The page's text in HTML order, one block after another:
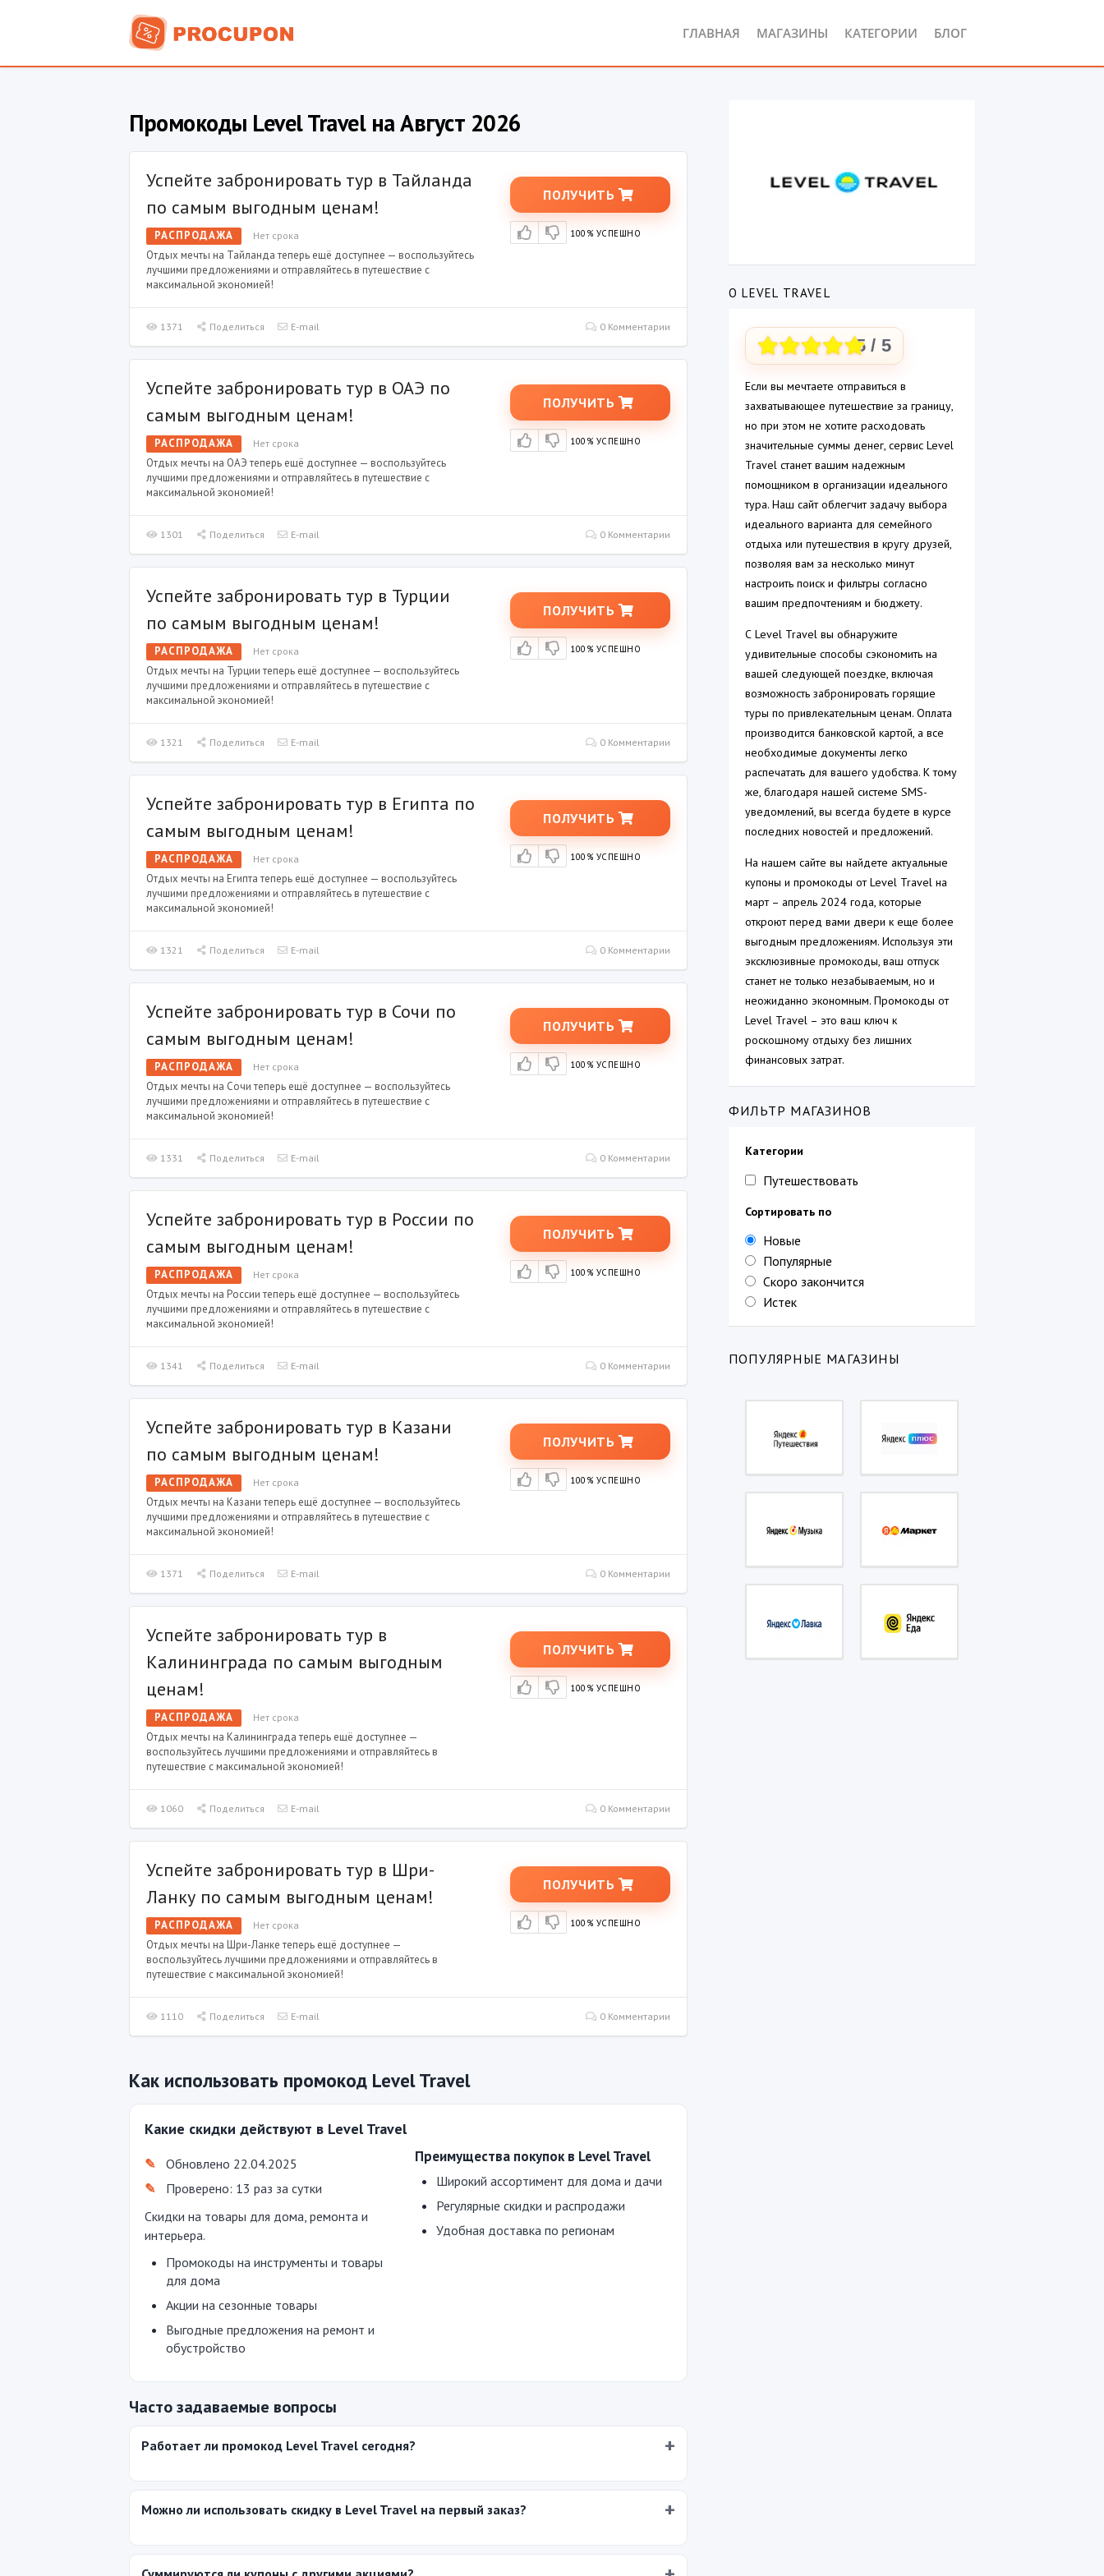
ГЛАВНАЯ МАГАЗИНЫ КАТЕГОРИИ БЛОГ
Промокоды Level Travel на Август 2026
Успейте забронировать тур в Тайланда
по самым выгодным ценам!
РАСПРОДАЖА Нет срока
Отдых мечты на Тайланда теперь ещё доступнее — воспользуйтесь
лучшими предложениями и отправляйтесь в путешествие с
максимальной экономией!
ПОЛУЧИТЬ
100% УСПЕШНО
1371 Поделиться E-mail 0 Комментарии
Успейте забронировать тур в ОАЭ по
самым выгодным ценам!
РАСПРОДАЖА Нет срока
Отдых мечты на ОАЭ теперь ещё доступнее — воспользуйтесь
лучшими предложениями и отправляйтесь в путешествие с
максимальной экономией!
ПОЛУЧИТЬ
100% УСПЕШНО
1301 Поделиться E-mail 0 Комментарии
Успейте забронировать тур в Турции
по самым выгодным ценам!
РАСПРОДАЖА Нет срока
Отдых мечты на Турции теперь ещё доступнее — воспользуйтесь
лучшими предложениями и отправляйтесь в путешествие с
максимальной экономией!
ПОЛУЧИТЬ
100% УСПЕШНО
1321 Поделиться E-mail 0 Комментарии
Успейте забронировать тур в Египта по
самым выгодным ценам!
РАСПРОДАЖА Нет срока
Отдых мечты на Египта теперь ещё доступнее — воспользуйтесь
лучшими предложениями и отправляйтесь в путешествие с
максимальной экономией!
ПОЛУЧИТЬ
100% УСПЕШНО
1321 Поделиться E-mail 0 Комментарии
Успейте забронировать тур в Сочи по
самым выгодным ценам!
РАСПРОДАЖА Нет срока
Отдых мечты на Сочи теперь ещё доступнее — воспользуйтесь
лучшими предложениями и отправляйтесь в путешествие с
максимальной экономией!
ПОЛУЧИТЬ
100% УСПЕШНО
1331 Поделиться E-mail 0 Комментарии
Успейте забронировать тур в России по
самым выгодным ценам!
РАСПРОДАЖА Нет срока
Отдых мечты на России теперь ещё доступнее — воспользуйтесь
лучшими предложениями и отправляйтесь в путешествие с
максимальной экономией!
ПОЛУЧИТЬ
100% УСПЕШНО
1341 Поделиться E-mail 0 Комментарии
Успейте забронировать тур в Казани
по самым выгодным ценам!
РАСПРОДАЖА Нет срока
Отдых мечты на Казани теперь ещё доступнее — воспользуйтесь
лучшими предложениями и отправляйтесь в путешествие с
максимальной экономией!
ПОЛУЧИТЬ
100% УСПЕШНО
1371 Поделиться E-mail 0 Комментарии
Успейте забронировать тур в
Калининграда по самым выгодным
ценам!
РАСПРОДАЖА Нет срока
Отдых мечты на Калининграда теперь ещё доступнее —
воспользуйтесь лучшими предложениями и отправляйтесь в
путешествие с максимальной экономией!
ПОЛУЧИТЬ
100% УСПЕШНО
1060 Поделиться E-mail 0 Комментарии
Успейте забронировать тур в Шри-
Ланку по самым выгодным ценам!
РАСПРОДАЖА Нет срока
Отдых мечты на Шри-Ланке теперь ещё доступнее —
воспользуйтесь лучшими предложениями и отправляйтесь в
путешествие с максимальной экономией!
ПОЛУЧИТЬ
100% УСПЕШНО
1110 Поделиться E-mail 0 Комментарии
Как использовать промокод Level Travel
Какие скидки действуют в Level Travel
Обновлено 22.04.2025
Проверено: 13 раз за сутки
Скидки на товары для дома, ремонта и
интерьера.
Промокоды на инструменты и товары
для дома
Акции на сезонные товары
Выгодные предложения на ремонт и
обустройство
Преимущества покупок в Level Travel
Широкий ассортимент для дома и дачи
Регулярные скидки и распродажи
Удобная доставка по регионам
Часто задаваемые вопросы
Работает ли промокод Level Travel сегодня?
Можно ли использовать скидку в Level Travel на первый заказ?
О LEVEL TRAVEL
5 / 5
Если вы мечтаете отправиться в
захватывающее путешествие за границу,
но при этом не хотите расходовать
значительные суммы денег, сервис Level
Travel станет вашим надежным
помощником в организации идеального
тура. Наш сайт облегчит задачу выбора
идеального варианта для семейного
отдыха или путешествия в кругу друзей,
позволяя вам за несколько минут
настроить поиск и фильтры согласно
вашим предпочтениям и бюджету.
С Level Travel вы обнаружите
удивительные способы сэкономить на
вашей следующей поездке, включая
возможность забронировать горящие
туры по привлекательным ценам. Оплата
производится банковской картой, а все
необходимые документы легко
распечатать для вашего удобства. К тому
же, благодаря нашей системе SMS-
уведомлений, вы всегда будете в курсе
последних новостей и предложений.
На нашем сайте вы найдете актуальные
купоны и промокоды от Level Travel на
март – апрель 2024 года, которые
откроют перед вами двери к еще более
выгодным предложениям. Используя эти
эксклюзивные промокоды, ваш отпуск
станет не только незабываемым, но и
неожиданно экономным. Промокоды от
Level Travel – это ваш ключ к
роскошному отдыху без лишних
финансовых затрат.
ФИЛЬТР МАГАЗИНОВ
Категории
Путешествовать
Сортировать по
Новые
Популярные
Скоро закончится
Истек
ПОПУЛЯРНЫЕ МАГАЗИНЫ